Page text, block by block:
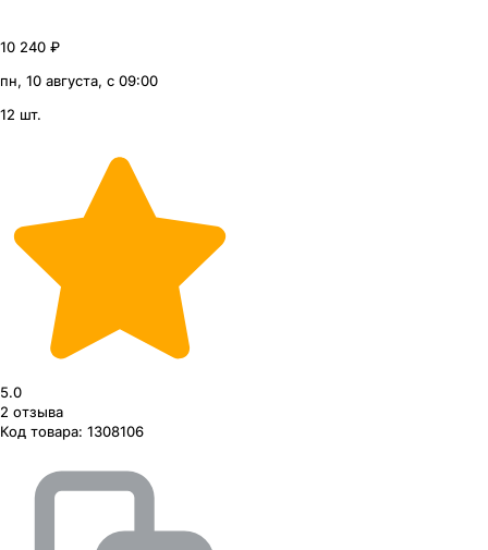
10 240 ₽
пн, 10 августа, с 09:00
12 шт.
5.0
2 отзыва
Код товара: 1308106